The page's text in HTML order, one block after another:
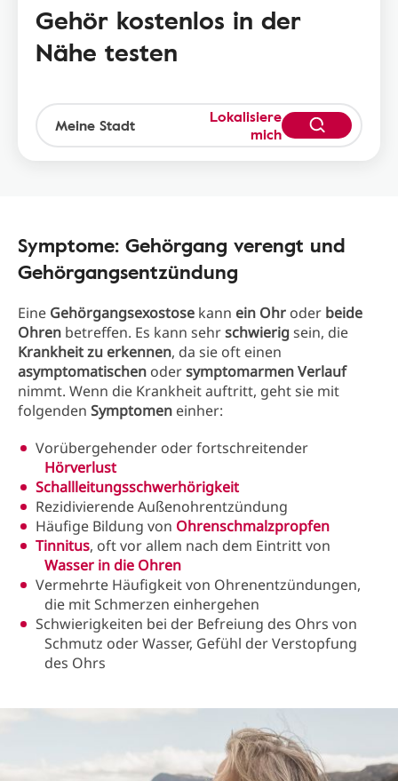
Gehör kostenlos in der
Nähe testen
Lokalisiere
mich
Symptome: Gehörgang verengt und
Gehörgangsentzündung
Eine Gehörgangsexostose kann ein Ohr oder beide
Ohren betreffen. Es kann sehrschwierigsein, die
Krankheit zu erkennen, da sie oft einen
asymptomatischen odersymptomarmen Verlauf
nimmt. Wenn die Krankheit auftritt, geht sie mit
folgenden Symptomen einher:
Vorübergehender oder fortschreitender
Hörverlust
Schallleitungsschwerhörigkeit
Rezidivierende Außenohrentzündung
Häufige Bildung von Ohrenschmalzpropfen
Tinnitus, oft vor allem nach dem Eintritt von
Wasser in die Ohren
Vermehrte Häufigkeit von Ohrenentzündungen,
die mit Schmerzen einhergehen
Schwierigkeiten bei der Befreiung des Ohrs von
Schmutz oder Wasser, Gefühl der Verstopfung
des Ohrs